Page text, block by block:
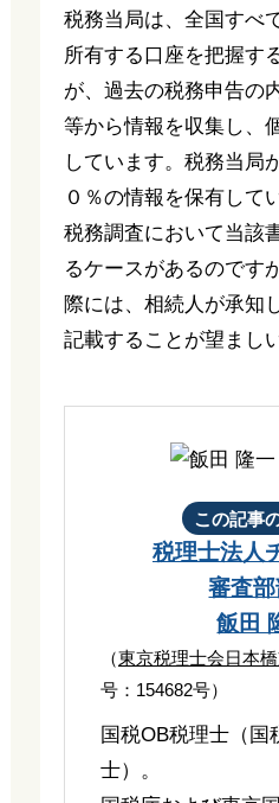
税務当局は、全国すべ
所有する口座を把握す
が、過去の税務申告の
等から情報を収集し、
しています。税務当局
０％の情報を保有して
税務調査において当該
るケースがあるのです
際には、相続人が承知
記載することが望まし
この記事
税理士法人
審査
飯田
（東京税理士会日本
号：154682号）
国税OB税理士（国
士）。